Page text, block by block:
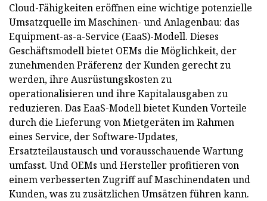
Cloud-Fähigkeiten eröffnen eine wichtige potenzielle
Umsatzquelle im Maschinen- und Anlagenbau: das
Equipment-as-a-Service (EaaS)-Modell. Dieses
Geschäftsmodell bietet OEMs die Möglichkeit, der
zunehmenden Präferenz der Kunden gerecht zu
werden, ihre Ausrüstungskosten zu
operationalisieren und ihre Kapitalausgaben zu
reduzieren. Das EaaS-Modell bietet Kunden Vorteile
durch die Lieferung von Mietgeräten im Rahmen
eines Service, der Software-Updates,
Ersatzteilaustausch und vorausschauende Wartung
umfasst. Und OEMs und Hersteller profitieren von
einem verbesserten Zugriff auf Maschinendaten und
Kunden, was zu zusätzlichen Umsätzen führen kann.